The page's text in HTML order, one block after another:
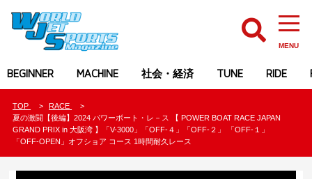
MENU
BEGINNER MACHINE 社会・経済 TUNE RIDE
TOP
RACE
夏の激闘【後編】2024 パワーボート・レ－ス 【 POWER BOAT RACE JAPAN
GRAND PRIX in 大阪湾 】「V-3000」「OFF-４」「OFF-２」 「OFF-１」
「OFF-OPEN」オフショア コース 1時間耐久レース